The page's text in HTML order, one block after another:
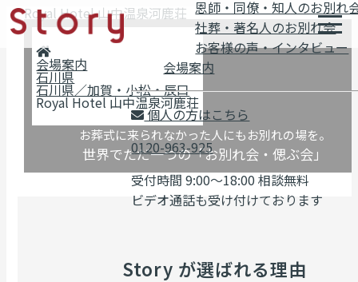
恩師・同僚・知人のお別れ
社葬・著名人のお別れ会
お客様の声・インタビュー
会場案内
個人の方はこちら
0120-963-925
受付時間 9:00～18:00 相談無料
ビデオ通話も受け付けております
Royal Hotel 山中温泉河鹿荘
会場案内
石川県
石川県／加賀・小松・辰口
Royal Hotel 山中温泉河鹿荘
お葬式に来られなかった人にもお別れの場を。
世界でただ一つの「お別れ会・偲ぶ会」
Story が選ばれる理由